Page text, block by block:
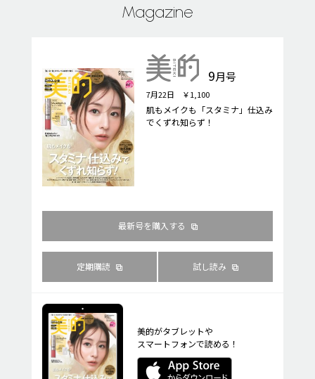
Magazine
9月号
7月22日 ￥1,100
肌もメイクも「スタミナ」仕込み
でくずれ知らず！
最新号を購入する
定期購読 試し読み
美的がタブレットや
スマートフォンで読める！